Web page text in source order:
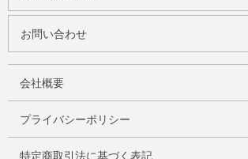
お問い合わせ
会社概要
プライバシーポリシー
特定商取引法に基づく表記